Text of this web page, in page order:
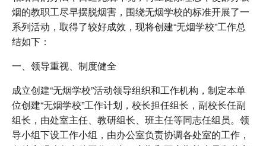
烟的教职工尽早摆脱烟害，围绕无烟学校的标准开展了一
系列活动，取得了较好成效，现将创建“无烟学校”工作总
结如下：
一、领导重视、制度健全
成立创建“无烟学校”活动领导组织和工作机构，制定本单
位创建“无烟学校”工作计划，校长担任组长，副校长任副
组长，由处室主任、教研组长、班主任等同志任组员。领
导小组下设工作小组，由办公室负责协调各处室的工作，